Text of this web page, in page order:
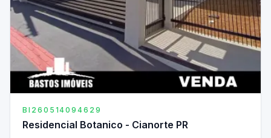
BI260514094629
Residencial Botanico - Cianorte PR